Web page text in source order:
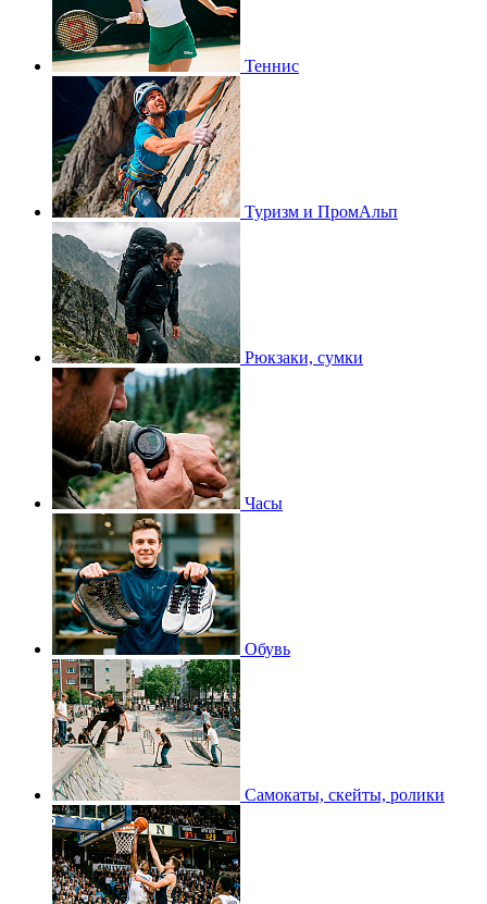
Теннис
Туризм и ПромАльп
Рюкзаки, сумки
Часы
Обувь
Самокаты, скейты, ролики